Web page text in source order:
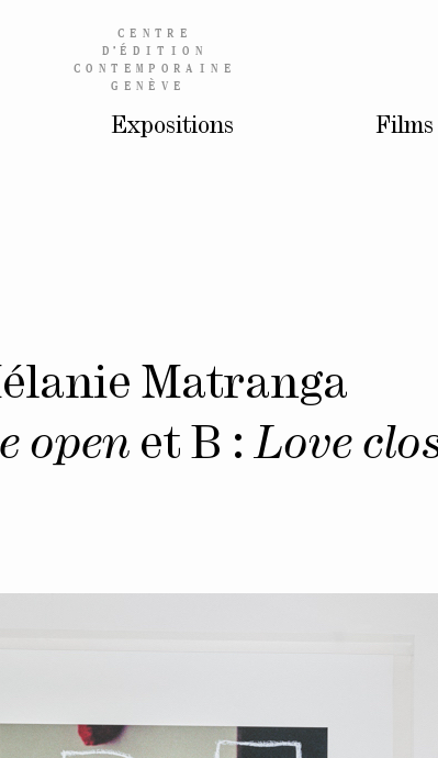
CENTRE
D’ÉDITION
CONTEMPORAINE
GENÈVE
Expositions Films
Matranga
open et B : Love